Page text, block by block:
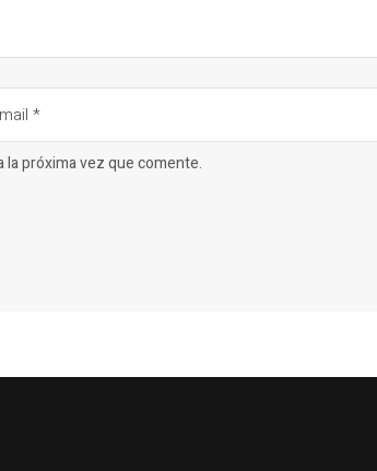
próxima vez que comente.